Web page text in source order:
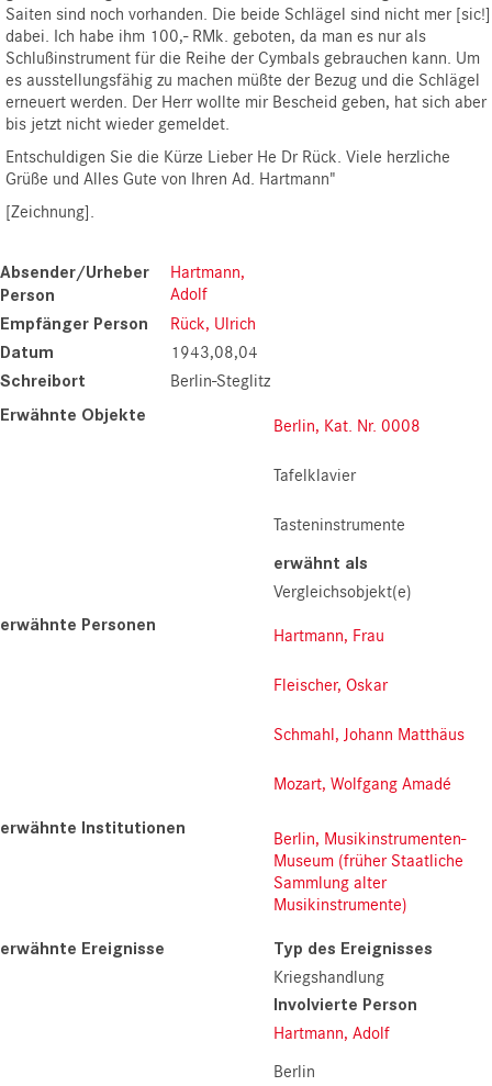
Saiten sind noch vorhanden. Die beide Schlägel sind nicht mer [sic!]
dabei. Ich habe ihm 100,- RMk. geboten, da man es nur als
Schlußinstrument für die Reihe der Cymbals gebrauchen kann. Um
es ausstellungsfähig zu machen müßte der Bezug und die Schlägel
erneuert werden. Der Herr wollte mir Bescheid geben, hat sich aber
bis jetzt nicht wieder gemeldet.
Entschuldigen Sie die Kürze Lieber He Dr Rück. Viele herzliche
Grüße und Alles Gute von Ihren Ad. Hartmann"
[Zeichnung].
Absender/Urheber
Person
Hartmann,
Adolf
Empfänger Person Rück, Ulrich
Datum 1943,08,04
Schreibort Berlin-Steglitz
Erwähnte Objekte Berlin, Kat. Nr. 0008
Tafelklavier
Tasteninstrumente
erwähnt als
Vergleichsobjekt(e)
erwähnte Personen Hartmann, Frau
Fleischer, Oskar
Schmahl, Johann Matthäus
Mozart, Wolfgang Amadé
erwähnte Institutionen
Berlin, Musikinstrumenten-
Museum (früher Staatliche
Sammlung alter
Musikinstrumente)
erwähnte Ereignisse Typ des Ereignisses
Kriegshandlung
Involvierte Person
Hartmann, Adolf
Berlin